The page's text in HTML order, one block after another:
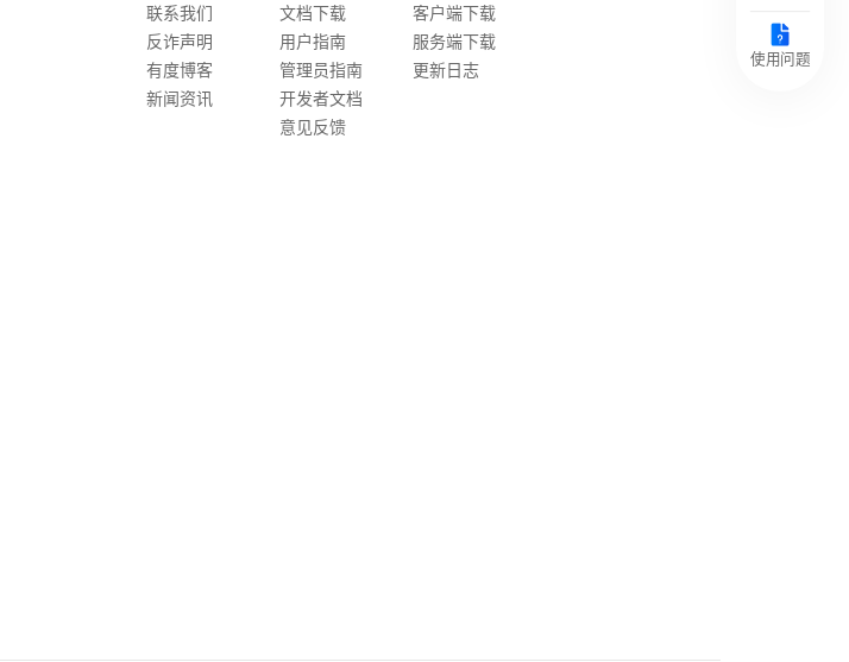
使用问题
联系我们
反诈声明
有度博客
新闻资讯
文档下载
用户指南
管理员指南
开发者文档
意见反馈
客户端下载
服务端下载
更新日志